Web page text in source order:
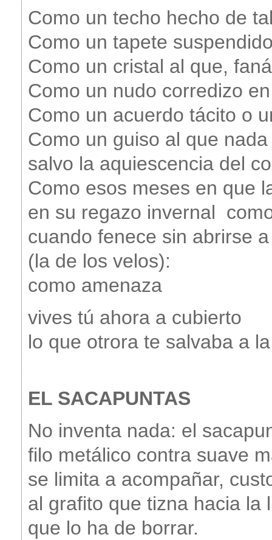
Como un techo hecho de
Como un tapete
Como un cristal al que,
Como un nudo corredizo
Como un acuerdo tácito o
Como un guiso al que
salvo la aquiescencia del
Como esos meses en que
en su regazo invernal 
cuando fenece sin abrirse
(la de los velos):
como amenaza
vives tú ahora a cubierto
lo que otrora te salvaba a
EL SACAPUNTAS
No inventa nada: el
filo metálico contra suave
se limita a acompañar,
al grafito que tizna hacia la
que lo ha de borrar.